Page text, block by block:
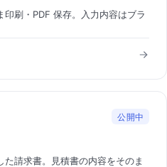
刷・PDF 保存。入力内容はブラ
公開中
請求書。見積書の内容をそのま